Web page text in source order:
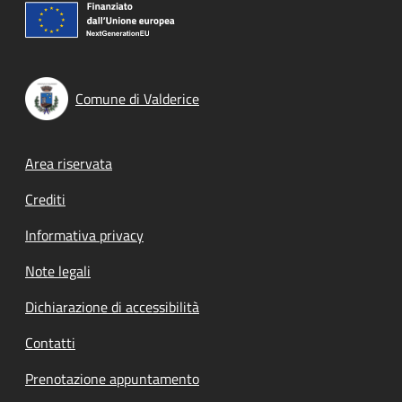
Comune di Valderice
Footer menu
Area riservata
Crediti
Informativa privacy
Note legali
Dichiarazione di accessibilità
Contatti
Prenotazione appuntamento